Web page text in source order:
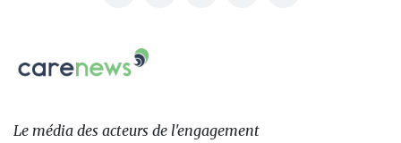
sur:
Le
des
Le média des acteurs de l'engagement